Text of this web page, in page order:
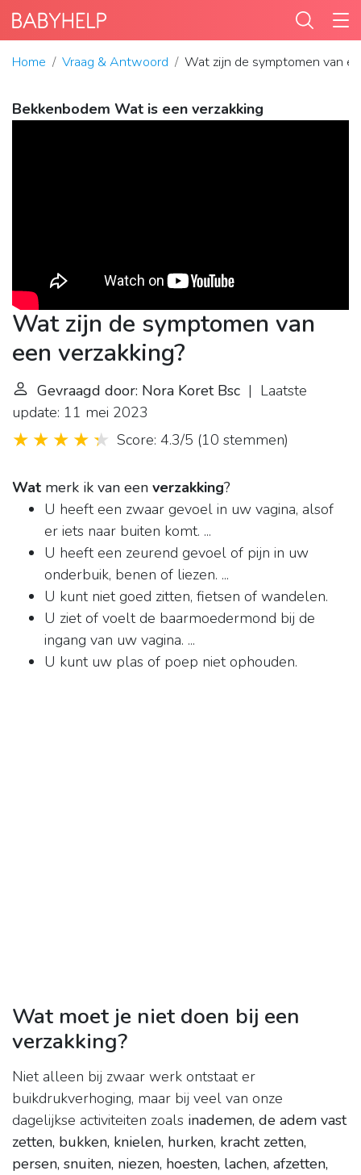
Home Vraag & Antwoord Wat zijn de symptomen van
Bekkenbodem Wat is een verzakking
Wat zijn de symptomen van
een verzakking?
Gevraagd door: Nora Koret Bsc | Laatste
update: 11 mei 2023
Score: 4.3/5 (10 stemmen)
Wat merk ik van een verzakking?
U heeft een zwaar gevoel in uw vagina, alsof
er iets naar buiten komt. ...
U heeft een zeurend gevoel of pijn in uw
onderbuik, benen of liezen. ...
U kunt niet goed zitten, fietsen of wandelen.
U ziet of voelt de baarmoedermond bij de
ingang van uw vagina. ...
U kunt uw plas of poep niet ophouden.
Wat moet je niet doen bij een
verzakking?
Niet alleen bij zwaar werk ontstaat er
buikdrukverhoging, maar bij veel van onze
dagelijkse activiteiten zoals inademen, de adem vast
zetten, bukken, knielen, hurken, kracht zetten,
persen, snuiten, niezen, hoesten, lachen, afzetten,